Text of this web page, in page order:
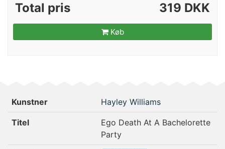
Total pris 319 DKK
Køb
Kunstner Hayley Williams
Titel
Ego Death At A Bachelorette
Party